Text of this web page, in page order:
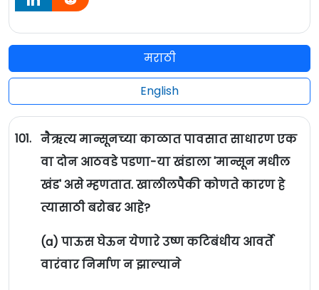
मराठी
English
101. नैऋत्य मान्सूनच्या काळात पावसात साधारण एक
वा दोन आठवडे पडणा-या खंडाला 'मान्सून मधील
खंड' असे म्हणतात. खालीलपैकी कोणते कारण हे
त्यासाठी बरोबर आहे?
(a) पाऊस घेऊन येणारे उष्ण कटिबंधीय आवर्ते
वारंवार निर्माण न झाल्याने